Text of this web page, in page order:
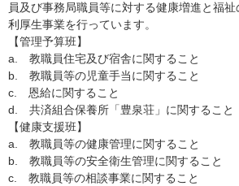
員及び事務局職員等に対する健康増進と福
利厚生事業を行っています。
【管理予算班】
a. 教職員住宅及び宿舎に関すること
b. 教職員等の児童手当に関すること
c. 恩給に関すること
d. 共済組合保養所「豊泉荘」に関すること
【健康支援班】
a. 教職員等の健康管理に関すること
b. 教職員等の安全衛生管理に関すること
c. 教職員等の相談事業に関すること